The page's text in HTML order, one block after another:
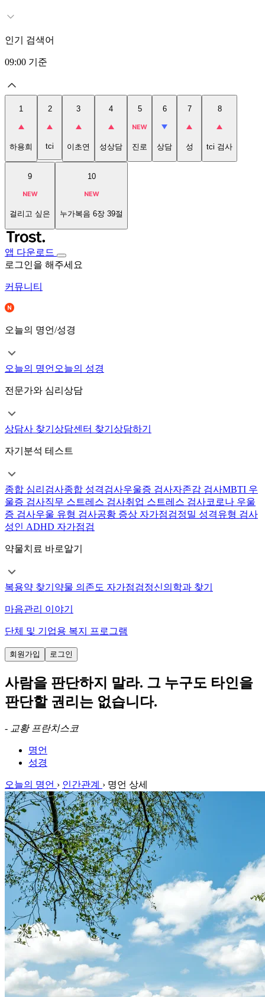
인기 검색어
09:00 기준
1
하용희
2
tci
3
이초연
4
성상담
5
진로
6
상담
7
성
8
tci 검사
9
걸리고 싶은
10
누가복음 6장 39절
앱 다운로드
로그인을 해주세요
커뮤니티
오늘의 명언/성경
오늘의 명언 오늘의 성경
전문가와 심리상담
상담사 찾기 상담센터 찾기 상담하기
자기분석 테스트
종합 심리검사종합 성격검사우울증 검사자존감 검사MBTI 우
울증 검사직무 스트레스 검사취업 스트레스 검사코로나 우울
증 검사우울 유형 검사공황 증상 자가점검정밀 성격유형 검사
성인 ADHD 자가점검
약물치료 바로알기
복용약 찾기 약물 의존도 자가점검정신의학과 찾기
마음관리 이야기
단체 및 기업용 복지 프로그램
회원가입 로그인
사람을 판단하지 말라. 그 누구도 타인을
판단할 권리는 없습니다.
- 교황 프란치스코
명언
성경
오늘의 명언 › 인간관계 › 명언 상세